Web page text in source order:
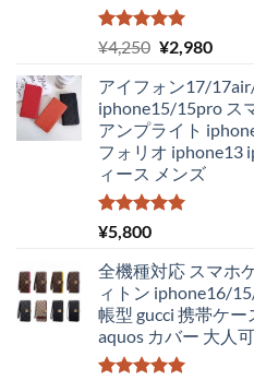
5段階中
5.00
の評価
¥4,250 元
価
格
は
¥4,250
で
し
¥2,980現
の
価
格
は
アイフォン17/
iphone15/15pro ス
アンプライト
フォリオ iphone13
ィース メンズ
5段階中
5.00
¥5,800
全機種対応 スマホ
ィトン iphone16/
帳型 gucci 携帯ケ
aquos カバー 大人